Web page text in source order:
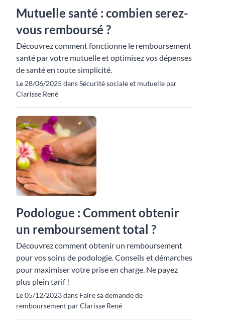
Mutuelle santé : combien serez-
vous remboursé ?
Découvrez comment fonctionne le remboursement
santé par votre mutuelle et optimisez vos dépenses
de santé en toute simplicité.
Le 28/06/2025 dans Sécurité sociale et mutuelle par
Clarisse René
Podologue : Comment obtenir
un remboursement total ?
Découvrez comment obtenir un remboursement
pour vos soins de podologie. Conseils et démarches
pour maximiser votre prise en charge. Ne payez
plus plein tarif !
Le 05/12/2023 dans Faire sa demande de
remboursement par Clarisse René